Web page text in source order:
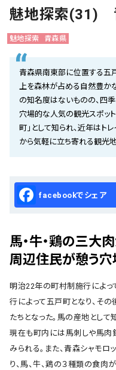
健康川柳
DRP医療情報館とは?
会社概要
お知らせ
お問い合わせ
魅地探索(31)
魅地探索 青森県
青森県南東部に位置する五
上を森林が占める自然豊か
の知名度はないものの、四
穴場的な人気の観光スポッ
町」として知られ、近年はト
から気軽に立ち寄れる観光
Facebook
馬・牛・鶏の三大
周辺住民が憩う
明治22年の町村制施行によっ
行によって五戸町となり、そ
たちとなった。馬の産地として
現在も町内には馬刺しや馬肉
みられる。また、青森シャモ
り、馬、牛、鶏の３種類の食